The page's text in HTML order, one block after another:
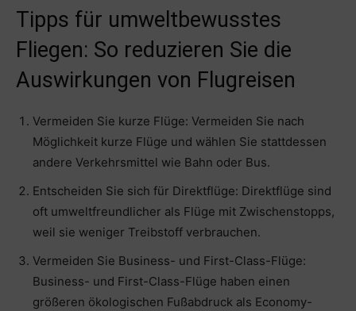
Tipps für umweltbewusstes
Fliegen: So reduzieren Sie die
Auswirkungen von Flugreisen
Vermeiden Sie kurze Flüge: Vermeiden Sie nach
Möglichkeit kurze Flüge und wählen Sie stattdessen
andere Verkehrsmittel wie Bahn oder Bus.
Entscheiden Sie sich für Direktflüge: Direktflüge sind
oft umweltfreundlicher als Flüge mit Zwischenstopps,
weil sie weniger Treibstoff verbrauchen.
Vermeiden Sie Business- und First-Class-Flüge:
Business- und First-Class-Flüge haben einen
größeren ökologischen Fußabdruck als Economy-